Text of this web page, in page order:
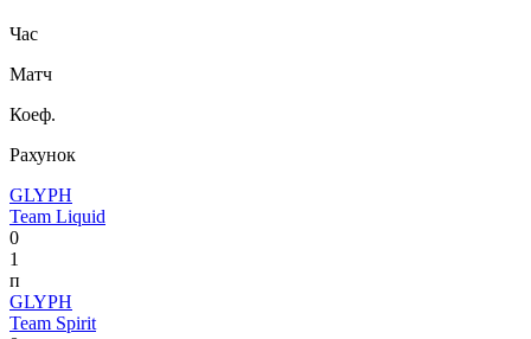
Час
Матч
Коеф.
Рахунок
GLYPH
Team Liquid
0
1
п
GLYPH
Team Spirit